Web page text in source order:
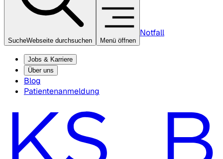
SucheWebseite durchsuchen Menü öffnen
Notfall
Jobs & Karriere
Über uns
Blog
Patientenanmeldung